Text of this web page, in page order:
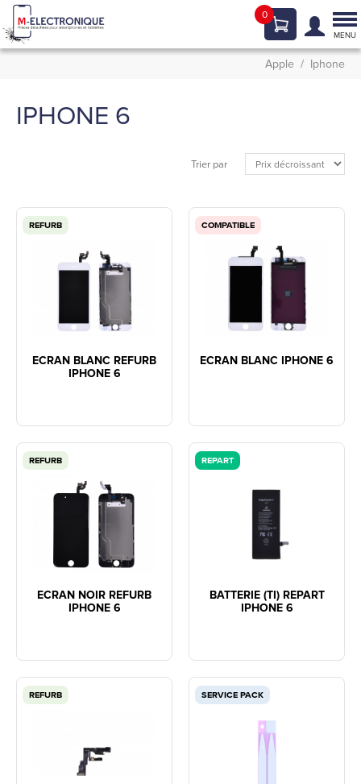
0
MENU
Apple Iphone
IPHONE 6
Trier par
REFURB
ECRAN BLANC REFURB
IPHONE 6
COMPATIBLE
ECRAN BLANC IPHONE 6
REFURB
ECRAN NOIR REFURB
IPHONE 6
REPART
BATTERIE (TI) REPART
IPHONE 6
REFURB SERVICE PACK